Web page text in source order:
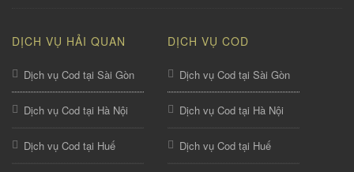
DỊCH VỤ HẢI QUAN
Dịch vụ Cod tại Sài Gòn
Dịch vụ Cod tại Hà Nội
Dịch vụ Cod tại Huế
DỊCH VỤ COD
Dịch vụ Cod tại Sài Gòn
Dịch vụ Cod tại Hà Nội
Dịch vụ Cod tại Huế